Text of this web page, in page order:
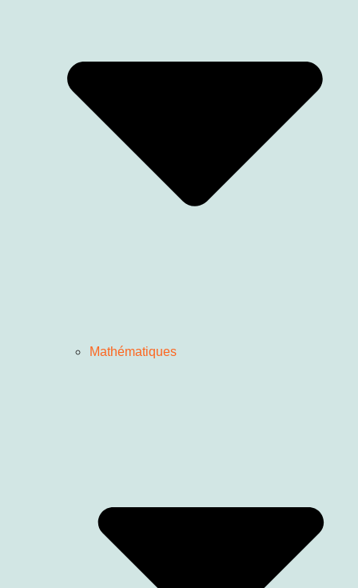
Mathématiques